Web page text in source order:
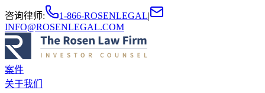
咨询律师: 1-866-ROSENLEGAL|
INFO@ROSENLEGAL.COM
案件
关于我们